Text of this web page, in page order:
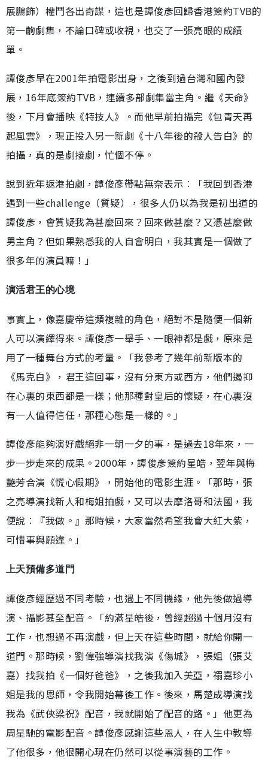
展鵬飾）權鬥各出奇謀，這也是譚俊彥回歸香港簽約TVB的
第一齣劇集，不論口碑或收視，也交了一張亮眼的成績
單。
譚俊彥早在2001年拍電影出身，之後到過台灣和國內發
展，16年底簽約TVB，連續多部劇集當主角。繼《天命》
後，下月會播映《特技人》。而他早前拍攝完《包青天再
起風雲》，現正投入另一新劇《十八年後的殺人告白》的
拍攝，真的是劇接劇，忙個不停。
說到近年返港拍劇，譚俊彥帶點無奈表示︰「我回到香港
遇到一些challenge（質疑），很多人仍以為我是初出道的
譚俊彥，會質疑我為甚麼回來？回來做甚麼？又憑甚麼做
男主角？但如果熟悉我的人自會明白，我其實是一個做了
很多年的演員嘛！」
演活君王的心境
事實上，像嘉慶帝這類複雜的角色，絕對不是隨便一個新
人可以演繹得來。譚俊彥一舉手、一眼神都是戲，原來是
用了一種舞台方式的考量。「我參考了幾年前新版本的
《馬克白》，君王這回事，沒有分東方或西方，他們遏抑
在心裏的東西都是一樣；他那種對皇后的懷疑，在心裏沒
有一人值得信任，那種心態是一樣的。」
譚俊彥能夠演好戲絕非一朝一夕的事，是過去18年來，一
步一步走來的成果。2000年，譚俊彥簽約星皓，翌年與梅
艷芳合演《慌心假期》，開始他的電影生涯。「那時，張
之亮導演找新人和梅姐拍戲，又可以去摩洛哥和法國，我
便說︰『我做。』那時候，大家當然希望我會大紅大紫，
可惜事與願違。」
上天預備多道門
譚俊彥經歷過不同考驗，也遇上不同機緣，他先後做過導
演、攝影甚至配音。「約滿星皓後，曾經超過十個月沒有
工作，也想過不再演戲，但上天在這些時間，就給你開一
道門。那時候，劉偉強導演找我演《傷城》，張姐（張艾
嘉）找我拍《一個好爸爸》，之後我加入美亞，禤嘉珍小
姐是我的恩師，令我開始幕後工作。後來，馬楚成導演找
我為《武俠梁祝》配音，我就開始了配音的路。」他更為
周星馳的電影配音。譚俊彥感謝這些恩人，在人生中教導
了他很多，他很開心現在仍然可以從事演藝的工作。